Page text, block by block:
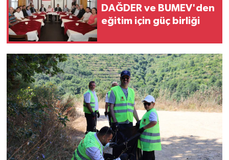
DAĞDER ve BUMEV'den
eğitim için güç birliği